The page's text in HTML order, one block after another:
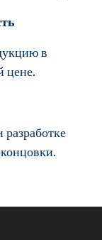
в
цене.
разработке